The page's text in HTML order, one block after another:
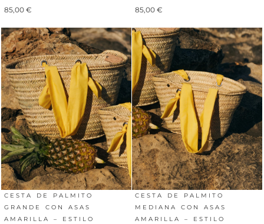
85,00 € 85,00 €
CESTA DE PALMITO
GRANDE CON ASAS
AMARILLA – ESTILO
CESTA DE PALMITO
MEDIANA CON ASAS
AMARILLA – ESTILO